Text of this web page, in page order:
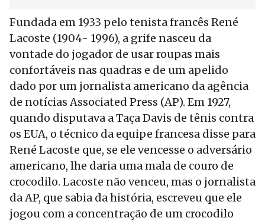
Fundada em 1933 pelo tenista francês René
Lacoste (1904- 1996), a grife nasceu da
vontade do jogador de usar roupas mais
confortáveis nas quadras e de um apelido
dado por um jornalista americano da agência
de notícias Associated Press (AP). Em 1927,
quando disputava a Taça Davis de tênis contra
os EUA, o técnico da equipe francesa disse para
René Lacoste que, se ele vencesse o adversário
americano, lhe daria uma mala de couro de
crocodilo. Lacoste não venceu, mas o jornalista
da AP, que sabia da história, escreveu que ele
jogou com a concentração de um crocodilo